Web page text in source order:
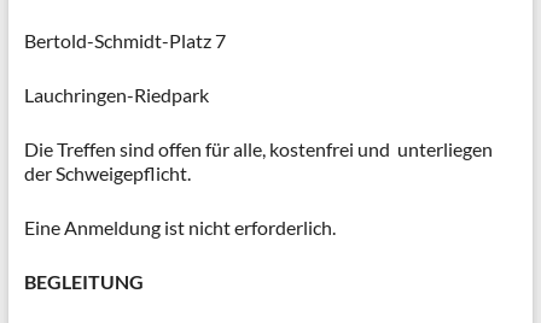
Bertold-Schmidt-Platz 7
Lauchringen-Riedpark
Die Treffen sind offen für alle, kostenfrei und unterliegen
der Schweigepflicht.
Eine Anmeldung ist nicht erforderlich.
BEGLEITUNG